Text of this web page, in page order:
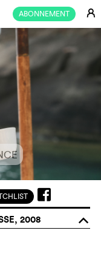
ABONNEMENT E
2008 o